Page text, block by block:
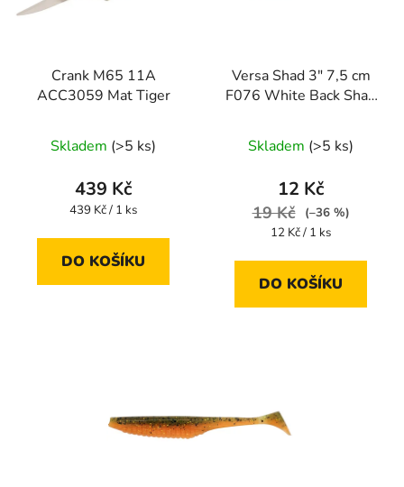
Crank M65 11A
ACC3059 Mat Tiger
Skladem (>5 ks)
439 Kč
Měrná
439 Kč / 1 ks
DO KOŠÍKU
Versa Shad 3" 7,5 cm
F076 White Back Shad
Skladem (>5 ks)
12 Kč
19 Kč
(–36 %)
Měrná
12 Kč / 1 ks
DO KOŠÍKU